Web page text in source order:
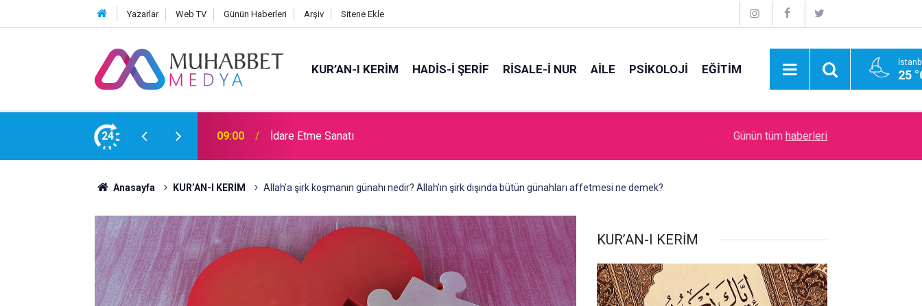
Yazarlar Web TV Günün Haberleri Arşiv Sitene Ekle
KUR’AN-I KERİM HADİS-İ ŞERİF RİSALE-İ NUR AİLE PSİKOLOJİ EĞİTİM 25
24 09:00 İdare Etme Sanatı Bir can kardeşin ardından…
Günün tüm haberleri
Anasayfa KUR’AN-I KERİM Allah'a şirk koşmanın günahı nedir? Allah’ın şirk dışında bütün günahları affetmesi ne demek?
KUR’AN-I KERİM